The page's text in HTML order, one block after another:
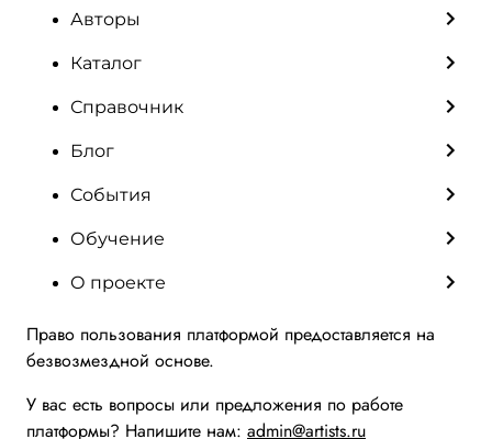
Авторы
Каталог
Справочник
Блог
События
Обучение
О проекте
Право пользования платформой предоставляется на
безвозмездной основе.
У вас есть вопросы или предложения по работе
платформы? Напишите нам: admin@artists.ru